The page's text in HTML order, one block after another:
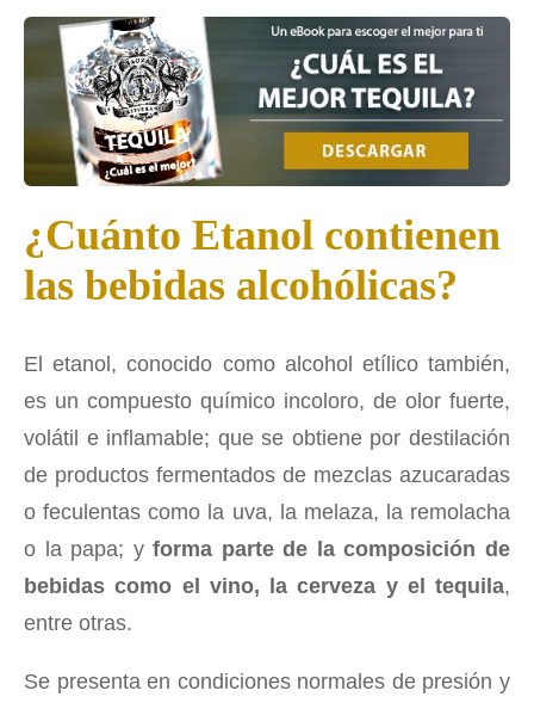
¿Cuánto Etanol contienen
las bebidas alcohólicas?
El etanol, conocido como alcohol etílico también,
es un compuesto químico incoloro, de olor fuerte,
volátil e inflamable; que se obtiene por destilación
de productos fermentados de mezclas azucaradas
o feculentas como la uva, la melaza, la remolacha
o la papa; yforma parte de la composición de
bebidas como el vino, la cerveza y el tequila,
entre otras.
Se presenta en condiciones normales de presión y